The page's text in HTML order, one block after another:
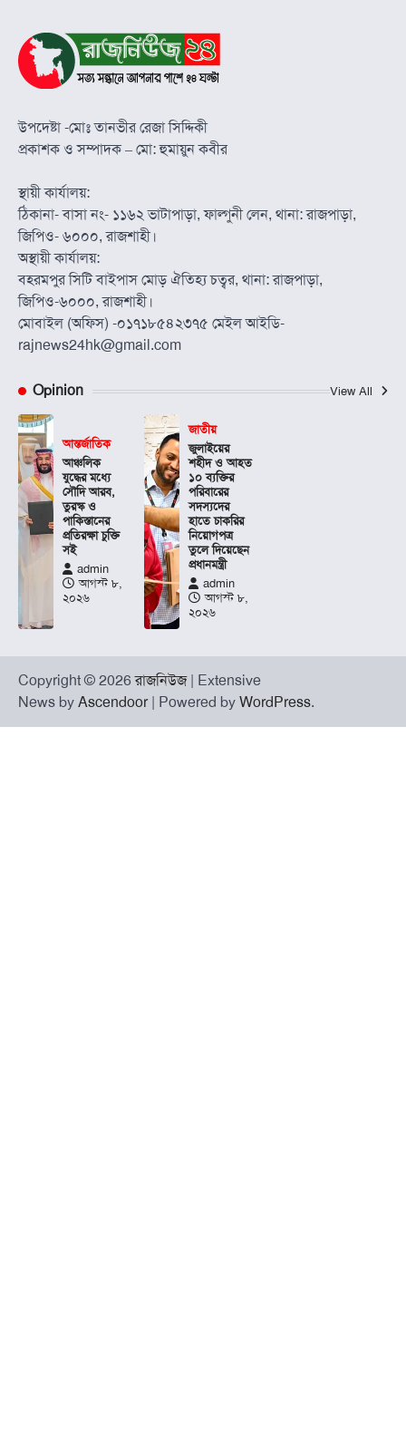
উপদেষ্টা -মোঃ তানভীর রেজা সিদ্দিকী
প্রকাশক ও সম্পাদক – মো: হুমায়ুন কবীর
স্থায়ী কার্যালয়:
ঠিকানা- বাসা নং- ১১৬২ ভাটাপাড়া, ফাল্গুনী লেন, থানা: রাজপাড়া,
জিপিও- ৬০০০, রাজশাহী।
অস্থায়ী কার্যালয়:
বহরমপুর সিটি বাইপাস মোড় ঐতিহ্য চত্বর, থানা: রাজপাড়া,
জিপিও-৬০০০, রাজশাহী।
মোবাইল (অফিস) -০১৭১৮৫৪২৩৭৫ মেইল আইডি-
rajnews24hk@gmail.com
Opinion View All
আন্তর্জাতিক
আঞ্চলিক
যুদ্ধের মধ্যে
সৌদি আরব,
তুরস্ক ও
পাকিস্তানের
প্রতিরক্ষা চুক্তি
সই
admin
আগস্ট ৮,
২০২৬
জাতীয়
জুলাইয়ের
শহীদ ও আহত
১০ ব্যক্তির
পরিবারের
সদস্যদের
হাতে চাকরির
নিয়োগপত্র
তুলে দিয়েছেন
প্রধানমন্ত্রী
admin
আগস্ট ৮,
২০২৬
Copyright © 2026রাজনিউজ| Extensive
News by Ascendoor| Powered by WordPress.